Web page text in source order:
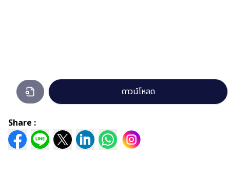
1.-
การ
ดำเนิน
การ
ดาวน์โหลด
Share :